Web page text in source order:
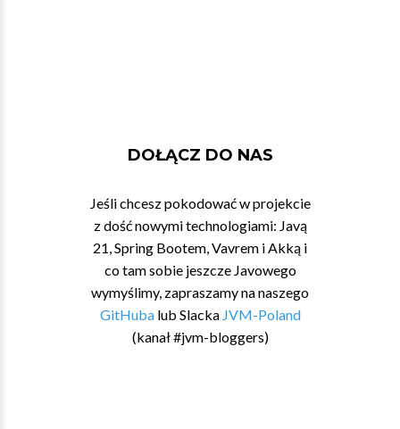
DOŁĄCZ DO NAS
Jeśli chcesz pokodować w projekcie
z dość nowymi technologiami: Javą
21, Spring Bootem, Vavrem i Akką i
co tam sobie jeszcze Javowego
wymyślimy, zapraszamy na naszego
GitHubalub Slacka JVM-Poland
(kanał #jvm-bloggers)